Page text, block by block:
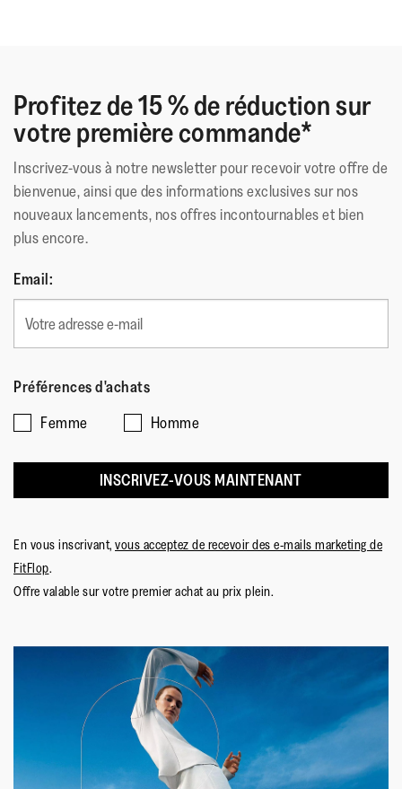
Profitez de 15 % de réduction sur
votre première commande*
Inscrivez-vous à notre newsletter pour recevoir votre offre de
bienvenue, ainsi que des informations exclusives sur nos
nouveaux lancements, nos offres incontournables et bien
plus encore.
Email:
Préférences d'achats
Femme
Homme
INSCRIVEZ-VOUS MAINTENANT
En vous inscrivant, vous acceptez de recevoir des e-mails marketing de
FitFlop.
Offre valable sur votre premier achat au prix plein.